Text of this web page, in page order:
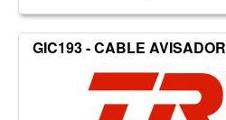
GIC193 - CABLE AVISADOR